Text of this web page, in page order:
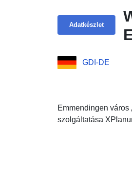
Adatkészlet
GDI-DE
Emmendingen város
szolgáltatása